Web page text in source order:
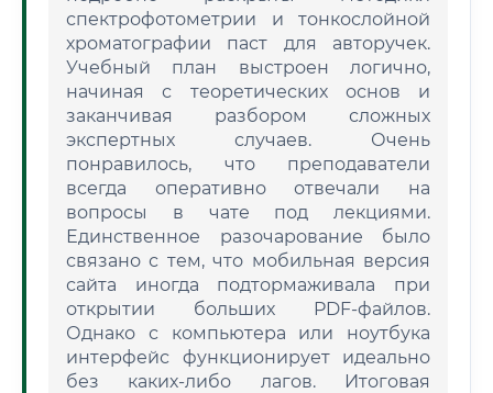
спектрофотометрии и тонкослойной
хроматографии паст для авторучек.
Учебный план выстроен логично,
начиная с теоретических основ и
заканчивая разбором сложных
экспертных случаев. Очень
понравилось, что преподаватели
всегда оперативно отвечали на
вопросы в чате под лекциями.
Единственное разочарование было
связано с тем, что мобильная версия
сайта иногда подтормаживала при
открытии больших PDF-файлов.
Однако с компьютера или ноутбука
интерфейс функционирует идеально
без каких-либо лагов. Итоговая